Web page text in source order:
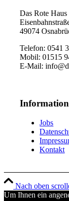
Das Rote Haus
49074
Telefon: 0541
Mobil: 01515
E-Mail:
Jobs
Kontakt
Nach oben
Um Ihnen ein